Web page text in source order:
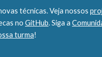
técnicas. Veja nossos
no GitHub. Siga a
turma!